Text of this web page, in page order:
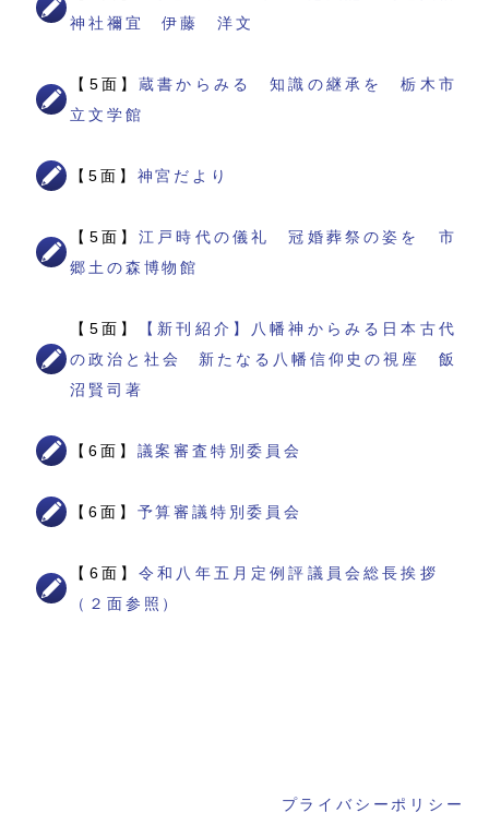
神社禰宜 伊藤 洋文
【5面】蔵書からみる 知識の継承を 栃木市
立文学館
【5面】 神宮だより
【5面】江戸時代の儀礼 冠婚葬祭の姿を 市
郷土の森博物館
【5面】
【新刊紹介】八幡神からみる日本古代
の政治と社会 新たなる八幡信仰史の視座 飯
沼賢司著
【6面】 議案審査特別委員会
【6面】 予算審議特別委員会
【6面】令和八年五月定例評議員会総長挨拶
（２面参照）
プライバシーポリシー